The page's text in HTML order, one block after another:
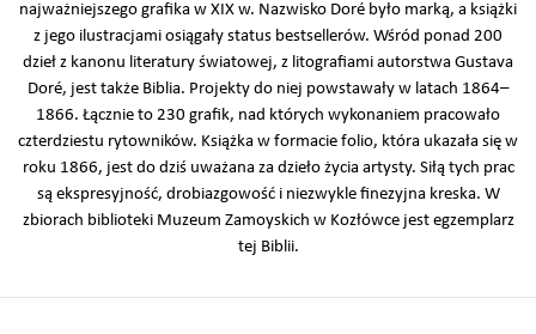
najważniejszego grafika w XIX w. Nazwisko Doré było marką, a książki
z jego ilustracjami osiągały status bestsellerów. Wśród ponad 200
dzieł z kanonu literatury światowej, z litografiami autorstwa Gustava
Doré, jest także Biblia. Projekty do niej powstawały w latach 1864–
1866. Łącznie to 230 grafik, nad których wykonaniem pracowało
czterdziestu rytowników. Książka w formacie folio, która ukazała się w
roku 1866, jest do dziś uważana za dzieło życia artysty. Siłą tych prac
są ekspresyjność, drobiazgowość i niezwykle finezyjna kreska. W
zbiorach biblioteki Muzeum Zamoyskich w Kozłówce jest egzemplarz
tej Biblii.